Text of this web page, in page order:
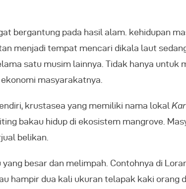
bergantung pada hasil alam. kehidupan
menjadi tempat mencari dikala laut
satu musim lainnya. Tidak hanya untuk
masyarakatnya.
krustasea yang memiliki nama lokal
bakau hidup di ekosistem mangrove.
belikan.
besar dan melimpah. Contohnya di
hampir dua kali ukuran telapak kaki orang